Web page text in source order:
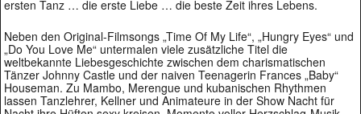
ersten Tanz … die erste Liebe … die beste Zeit ihres Lebens.
Neben den Original-Filmsongs „Time Of My Life“, „Hungry Eyes“ und
„Do You Love Me“ untermalen viele zusätzliche Titel die
weltbekannte Liebesgeschichte zwischen dem charismatischen
Tänzer Johnny Castle und der naiven Teenagerin Frances „Baby“
Houseman. Zu Mambo, Merengue und kubanischen Rhythmen
lassen Tanzlehrer, Kellner und Animateure in der Show Nacht für